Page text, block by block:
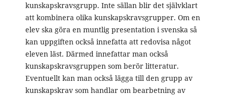
kunskapskravsgrupp. Inte sällan blir det självklart
att kombinera olika kunskapskravsgrupper. Om en
elev ska göra en muntlig presentation i svenska så
kan uppgiften också innefatta att redovisa något
eleven läst. Därmed innefattar man också
kunskapskravsgruppen som berör litteratur.
Eventuellt kan man också lägga till den grupp av
kunskapskrav som handlar om bearbetning av